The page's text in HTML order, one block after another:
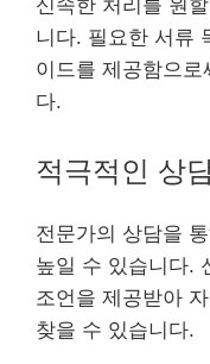
신속한 처리를 원
니다. 필요한 서류
이드를 제공함으
다.
적극적인 상
전문가의 상담을
높일 수 있습니다.
조언을 제공받아
찾을 수 있습니다.